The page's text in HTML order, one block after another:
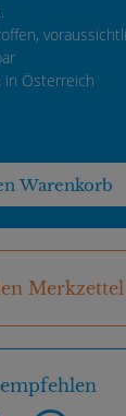
in Österreich
Warenkorb
Merkzettel